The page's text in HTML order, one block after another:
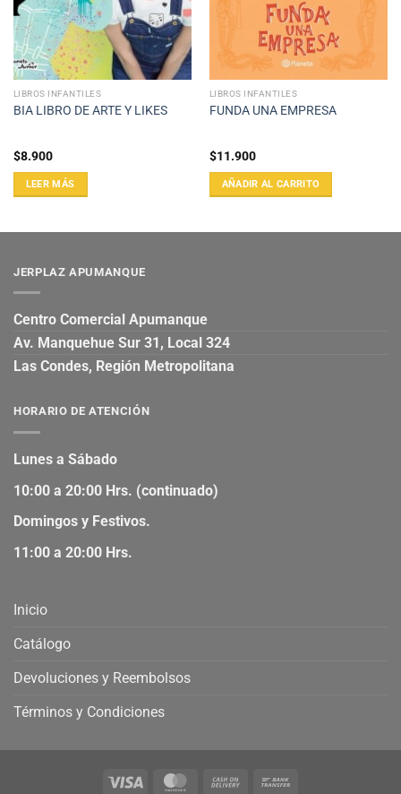
LIBROS INFANTILES
BIA LIBRO DE ARTE Y LIKES
$8.900
LEER MÁS
LIBROS INFANTILES
FUNDA UNA EMPRESA
$11.900
AÑADIR AL CARRITO
JERPLAZ APUMANQUE
Centro Comercial Apumanque
Av. Manquehue Sur 31, Local 324
Las Condes, Región Metropolitana
HORARIO DE ATENCIÓN
Lunes a Sábado
10:00 a 20:00 Hrs. (continuado)
Domingos y Festivos.
11:00 a 20:00 Hrs.
Inicio
Catálogo
Devoluciones y Reembolsos
Términos y Condiciones